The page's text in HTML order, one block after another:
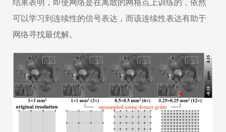
结果表明，即使网络是在离散的网格点上训练的，依然
可以学习到连续性的信号表达，而该连续性表达有助于
网络寻找最优解。